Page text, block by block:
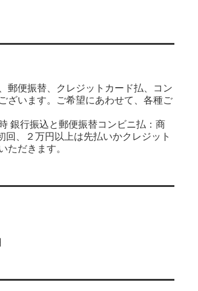
郵便振替、クレジットカード払、コン
ざいます。ご希望にあわせて、各種ご
銀行振込と郵便振替コンビニ払：商
回、２万円以上は先払いかクレジット
ただきます。